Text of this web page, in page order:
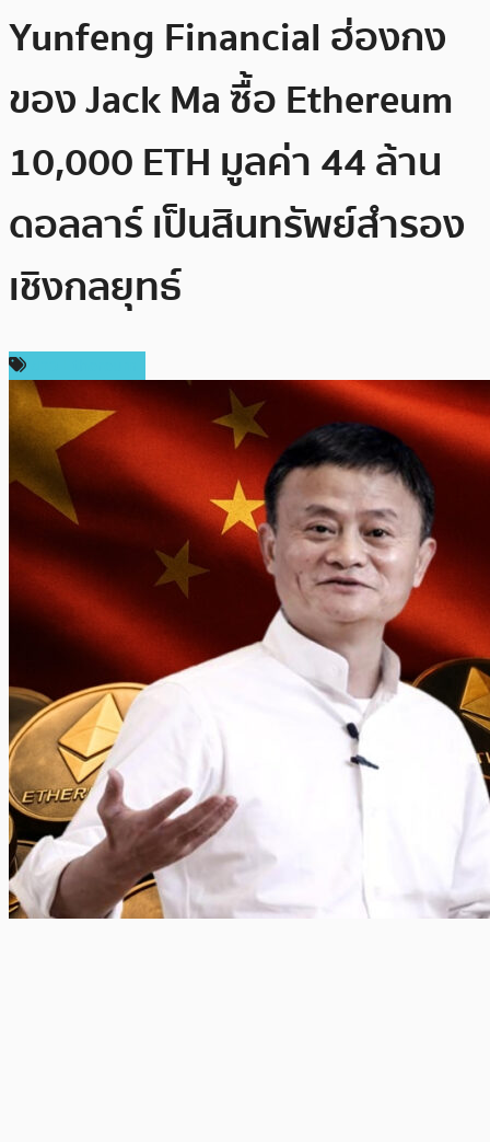
Yunfeng Financial ฮ่องกง
ของ Jack Ma ซื้อ Ethereum
10,000 ETH มูลค่า 44 ล้าน
ดอลลาร์ เป็นสินทรัพย์สำรอง
เชิงกลยุทธ์